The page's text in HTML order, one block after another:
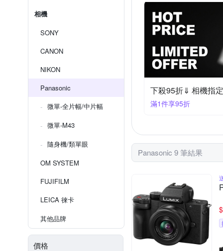
相機
SONY
CANON
NIKON
Panasonic
微單-全片幅/中片幅
微單-M43
隨身機/類單眼
OM SYSTEM
FUJIFILM
LEICA 徠卡
其他品牌
價格
下殺95折⇓ 相機指
滿1件享95折
Panasonic 9 筆結果
$